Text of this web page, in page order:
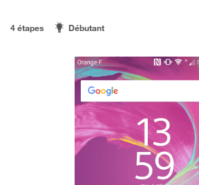
4 étapes Débutant